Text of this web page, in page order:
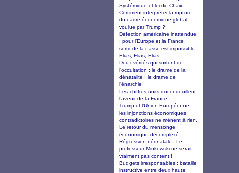
Systémique et loi de Chaix
Comment interpréter la rupture
du cadre économique global
voulue par Trump ?
Défection américaine inattendue
: pour l’Europe et la France,
sortir de la nasse est impossible !
Elias, Elias, Elias
Deux vérités qui sortent de
l'occultation : le drame de la
dénatalité ; le drame de
l'énarchie
Les chiffres noirs qui endeuillent
l’avenir de la France
Trump et l’Union Européenne :
les injonctions économiques
contradictoires ne mènent à rien.
Le retour du mensonge
économique décomplexé
Régression néonatale : Le
professeur Minkowski ne serait
vraiment pas content !
Budgets irresponsables : bataille
instructive entre deux hauts